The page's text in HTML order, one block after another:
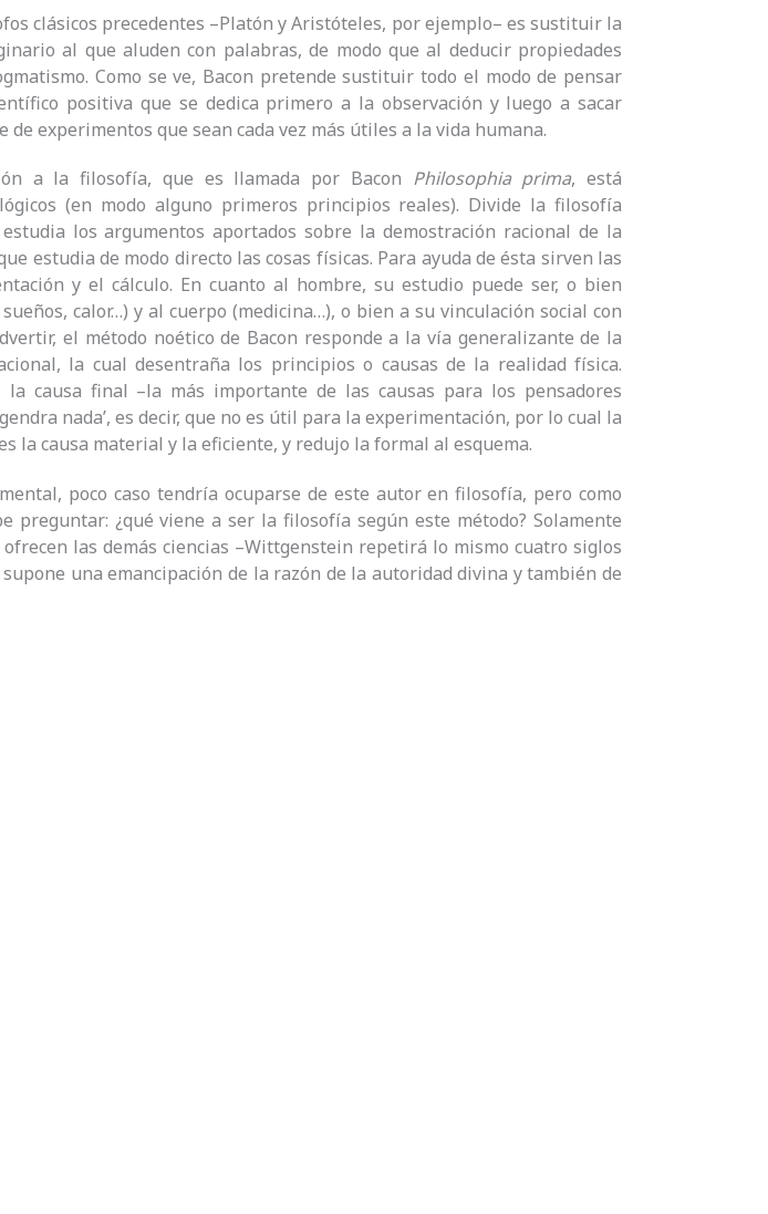
clásicos precedentes –Platón y Aristóteles, por ejemplo– es sustituir la
al que aluden con palabras, de modo que al deducir propiedades
Como se ve, Bacon pretende sustituir todo el modo de pensar
positiva que se dedica primero a la observación y luego a sacar
experimentos que sean cada vez más útiles a la vida humana.
a la filosofía, que es llamada por Bacon Philosophia prima, está
(en modo alguno primeros principios reales). Divide la filosofía
los argumentos aportados sobre la demostración racional de la
estudia de modo directo las cosas físicas. Para ayuda de ésta sirven las
y el cálculo. En cuanto al hombre, su estudio puede ser, o bien
calor…) y al cuerpo (medicina…), o bien a su vinculación social con
el método noético de Bacon responde a la vía generalizante de la
la cual desentraña los principios o causas de la realidad física.
la causa final –la más importante de las causas para los pensadores
nada’, es decir, que no es útil para la experimentación, por lo cual la
la causa material y la eficiente, y redujo la formal al esquema.
poco caso tendría ocuparse de este autor en filosofía, pero como
preguntar: ¿qué viene a ser la filosofía según este método? Solamente
las demás ciencias –Wittgenstein repetirá lo mismo cuatro siglos
una emancipación de la razón de la autoridad divina y también de